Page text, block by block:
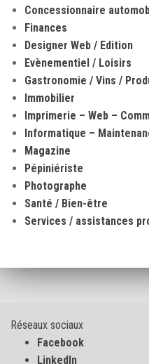
Concessionnaire
Finances
Designer Web / Edition
Evènementiel / Loisirs
Gastronomie / Vins /
Immobilier
Imprimerie – Web –
Informatique –
Magazine
Pépiniériste
Photographe
Santé / Bien-être
Services / assistances
Réseaux sociaux
Facebook
LinkedIn